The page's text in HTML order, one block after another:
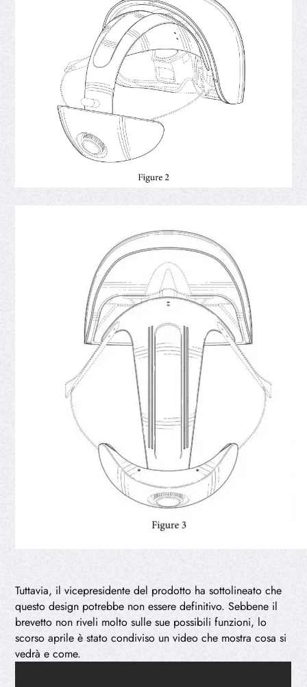
Tuttavia, il vicepresidente del prodotto ha sottolineato che
questo design potrebbe non essere definitivo. Sebbene il
brevetto non riveli molto sulle sue possibili funzioni, lo
scorso aprile è stato condiviso un video che mostra cosa si
vedrà e come.